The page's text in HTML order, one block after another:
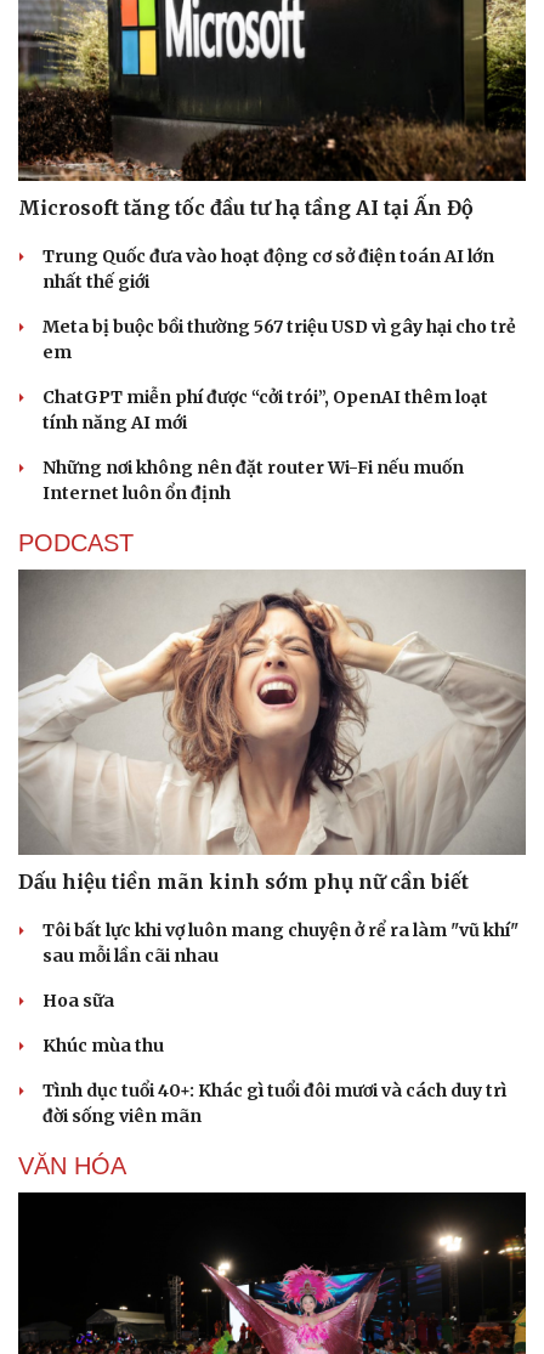
Sân khấu - Điện ảnh
Văn học
Âm nhạc
Di sản
Giải trí
Nghệ sĩ
Thời trang
Sao Việt
Microsoft tăng tốc đầu tư hạ tầng AI tại Ấn Độ
Trung Quốc đưa vào hoạt động cơ sở điện toán AI lớn
nhất thế giới
Meta bị buộc bồi thường 567 triệu USD vì gây hại cho trẻ
em
ChatGPT miễn phí được “cởi trói”, OpenAI thêm loạt
tính năng AI mới
Những nơi không nên đặt router Wi-Fi nếu muốn
Internet luôn ổn định
PODCAST
Dấu hiệu tiền mãn kinh sớm phụ nữ cần biết
Tôi bất lực khi vợ luôn mang chuyện ở rể ra làm "vũ khí"
sau mỗi lần cãi nhau
Hoa sữa
Khúc mùa thu
Tình dục tuổi 40+: Khác gì tuổi đôi mươi và cách duy trì
đời sống viên mãn
VĂN HÓA